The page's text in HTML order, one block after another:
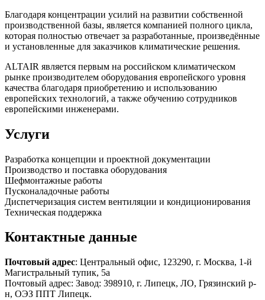
Благодаря концентрации усилий на развитии собственной
производственной базы, является компанией полного цикла,
которая полностью отвечает за разработанные, произведённые
и установленные для заказчиков климатические решения.
ALTAIR является первым на российском климатическом
рынке производителем оборудования европейского уровня
качества благодаря приобретению и использованию
европейских технологий, а также обучению сотрудников
европейскими инженерами.
Услуги
Разработка концепции и проектной документации
Производство и поставка оборудования
Шефмонтажные работы
Пусконаладочные работы
Диспетчеризация систем вентиляции и кондиционирования
Техническая поддержка
Контактные данные
Почтовый адрес: Центральный офис, 123290, г. Москва, 1-й
Магистральный тупик, 5а
Почтовый адрес: Завод: 398910, г. Липецк, ЛО, Грязинский р-
н, ОЭЗ ППТ Липецк.